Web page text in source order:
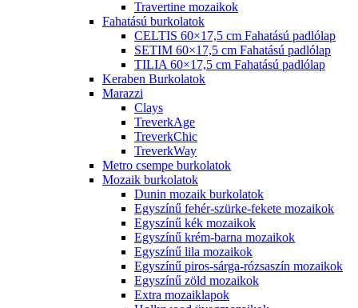
Travertine mozaikok
Fahatású burkolatok
CELTIS 60×17,5 cm Fahatású padlólap
SETIM 60×17,5 cm Fahatású padlólap
TILIA 60×17,5 cm Fahatású padlólap
Keraben Burkolatok
Marazzi
Clays
TreverkAge
TreverkChic
TreverkWay
Metro csempe burkolatok
Mozaik burkolatok
Dunin mozaik burkolatok
Egyszínű fehér-szürke-fekete mozaikok
Egyszínű kék mozaikok
Egyszínű krém-barna mozaikok
Egyszínű lila mozaikok
Egyszínű piros-sárga-rózsaszín mozaikok
Egyszínű zöld mozaikok
Extra mozaiklapok